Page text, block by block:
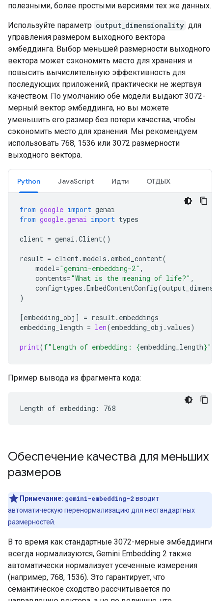
полезными, более простыми версиями тех же данных.
Используйте параметр output_dimensionality для
управления размером выходного вектора
эмбеддинга. Выбор меньшей размерности выходного
вектора может сэкономить место для хранения и
повысить вычислительную эффективность для
последующих приложений, практически не жертвуя
качеством. По умолчанию обе модели выдают 3072-
мерный вектор эмбеддинга, но вы можете
уменьшить его размер без потери качества, чтобы
сэкономить место для хранения. Мы рекомендуем
использовать 768, 1536 или 3072 размерности
выходного вектора.
Python JavaScript Идти ОТДЫХ
from google import genai
from google.genai import types
client = genai .Client()
result = client.models . embed_content(
model="gemini-embedding-2" ,
contents="What is the meaning of life?" ,
config=types .EmbedContentConfig(
)
[embedding_obj ] = result. embeddings
embedding_length = len(embedding_obj .values)
print(f"Length of embedding: {embedding_length}"
Пример вывода из фрагмента кода:
Обеспечение качества для меньших
размеров
Примечание: gemini-embedding-2вводит
автоматическую перенормализацию для нестандартных
размерностей.
В то время как стандартные 3072-мерные эмбеддинги
всегда нормализуются, Gemini Embedding 2 также
автоматически нормализует усеченные измерения
(например, 768, 1536). Это гарантирует, что
семантическое сходство рассчитывается по